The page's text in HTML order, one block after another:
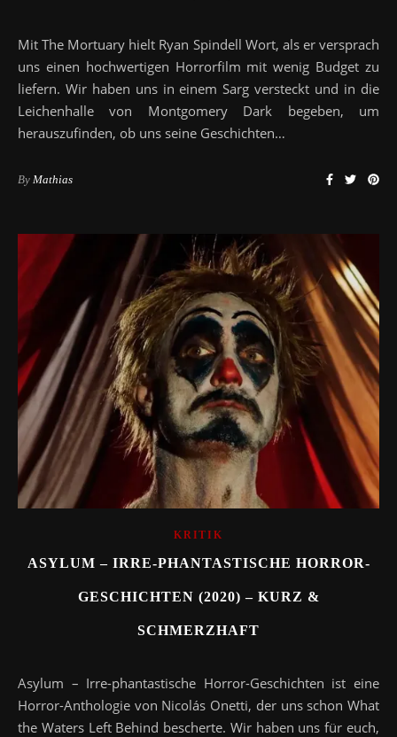
Mit The Mortuary hielt Ryan Spindell Wort, als er versprach
uns einen hochwertigen Horrorfilm mit wenig Budget zu
liefern. Wir haben uns in einem Sarg versteckt und in die
Leichenhalle von Montgomery Dark begeben, um
herauszufinden, ob uns seine Geschichten…
By Mathias
KRITIK
ASYLUM – IRRE-PHANTASTISCHE HORROR-
GESCHICHTEN (2020) – KURZ &
SCHMERZHAFT
Asylum – Irre-phantastische Horror-Geschichten ist eine
Horror-Anthologie von Nicolás Onetti, der uns schon What
the Waters Left Behind bescherte. Wir haben uns für euch,